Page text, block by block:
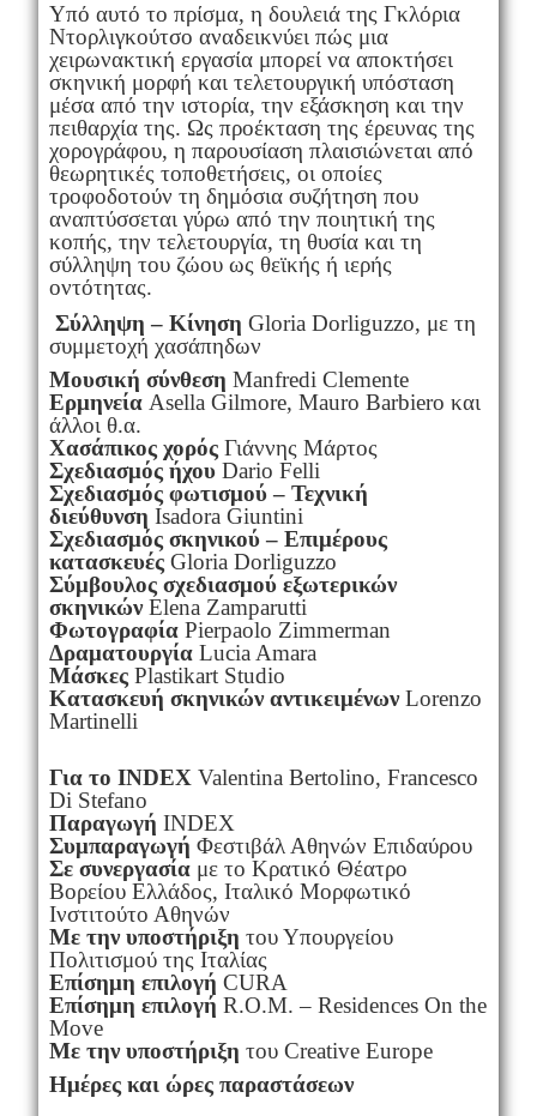
Υπό αυτό το πρίσμα, η δουλειά της Γκλόρια
Ντορλιγκούτσο αναδεικνύει πώς μια
χειρωνακτική εργασία μπορεί να αποκτήσει
σκηνική μορφή και τελετουργική υπόσταση
μέσα από την ιστορία, την εξάσκηση και την
πειθαρχία της. Ως προέκταση της έρευνας της
χορογράφου, η παρουσίαση πλαισιώνεται από
θεωρητικές τοποθετήσεις, οι οποίες
τροφοδοτούν τη δημόσια συζήτηση που
αναπτύσσεται γύρω από την ποιητική της
κοπής, την τελετουργία, τη θυσία και τη
σύλληψη του ζώου ως θεϊκής ή ιερής
οντότητας.
Σύλληψη – Κίνηση Gloria Dorliguzzo, με τη
συμμετοχή χασάπηδων
Μουσική σύνθεση Manfredi Clemente
Ερμηνεία Asella Gilmore, Mauro Barbiero και
άλλοι θ.α.
Χασάπικος χορός Γιάννης Μάρτος
Σχεδιασμός ήχου Dario Felli
Σχεδιασμός φωτισμού – Τεχνική
διεύθυνση Isadora Giuntini
Σχεδιασμός σκηνικού – Επιμέρους
κατασκευές Gloria Dorliguzzo
Σύμβουλος σχεδιασμού εξωτερικών
σκηνικώνElena Zamparutti
Φωτογραφία Pierpaolo Zimmerman
Δραματουργία Lucia Amara
Μάσκες Plastikart Studio
Κατασκευή σκηνικών αντικειμένωνLorenzo
Martinelli
Για το INDEX Valentina Bertolino, Francesco
Di Stefano
Παραγωγή INDEX
Συμπαραγωγή Φεστιβάλ Αθηνών Επιδαύρου
Σε συνεργασίαμε το Κρατικό Θέατρο
Βορείου Ελλάδος, Ιταλικό Μορφωτικό
Ινστιτούτο Αθηνών
Με την υποστήριξη του Υπουργείου
Πολιτισμού της Ιταλίας
Επίσημη επιλογή CURA
Επίσημη επιλογή R.O.M. – Residences On the
Move
Με την υποστήριξη του Creative Europe
Ημέρες και ώρες παραστάσεων